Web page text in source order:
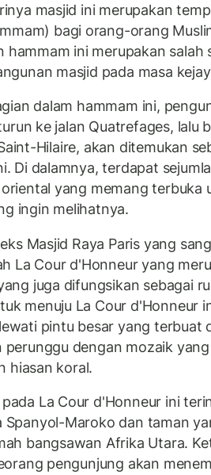
masjid ini merupakan
bagi orang-orang
hammam ini merupakan salah
masjid pada masa
dalam hammam ini,
ke jalan Quatrefages, lalu
Hilaire, akan ditemukan
Di dalamnya, terdapat
yang memang terbuka
ingin melihatnya.
Masjid Raya Paris yang
La Cour d'Honneur yang
juga difungsikan sebagai
menuju La Cour d'Honneur
pintu besar yang terbuat
dengan mozaik
hiasan koral.
La Cour d'Honneur ini
Spanyol-Maroko dan taman
bangsawan Afrika Utara.
pengunjung akan